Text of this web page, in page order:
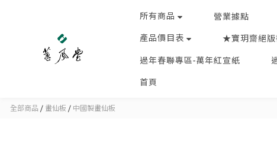
所有商品 營業據點
產品價目表 ★寶玥齋絕
過年春聯專區-萬年紅宣紙
首頁
全部商品 / 畫仙板 / 中國製畫仙板